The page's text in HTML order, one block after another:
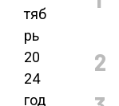
тяб
рь
20
24
год